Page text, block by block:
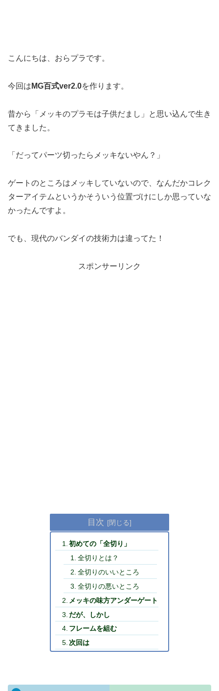
こんにちは、おらプラです。
今回は MG百式ver2.0を作ります。
昔から「メッキのプラモは子供だまし」と思い込んで生き
てきました。
「だってパーツ切ったらメッキないやん？」
ゲートのところはメッキしていないので、なんだかコレク
ターアイテムというかそういう位置づけにしか思っていな
かったんですよ。
でも、現代のバンダイの技術力は違ってた！
スポンサーリンク
目次
初めての「全切り」
全切りとは？
全切りのいいところ
全切りの悪いところ
メッキの味方アンダーゲート
だが、しかし
フレームを組む
次回は